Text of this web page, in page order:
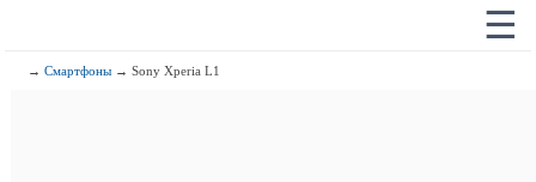
☰
→Смартфоны → Sony Xperia L1